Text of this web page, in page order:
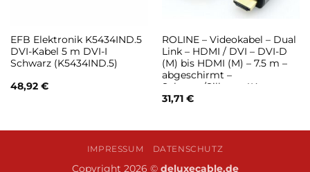
EFB Elektronik K5434IND.5
DVI-Kabel 5 m DVI-I
Schwarz (K5434IND.5)
48,92 €
ROLINE – Videokabel – Dual
Link – HDMI / DVI – DVI-D
(M) bis HDMI (M) – 7.5 m –
abgeschirmt –
Schwarz/Silber – 4K
Unterstützung (11.04.5874)
31,71 €
IMPRESSUM DATENSCHUTZ
Copyright 2026 © deluxecable.de